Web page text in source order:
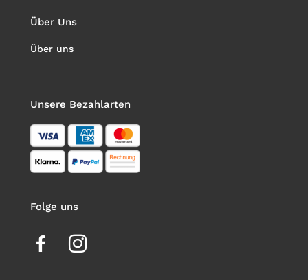
Über Uns
Über uns
Unsere Bezahlarten
Folge uns